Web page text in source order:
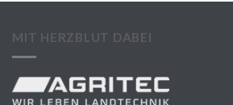
MIT HERZBLUT DABEI